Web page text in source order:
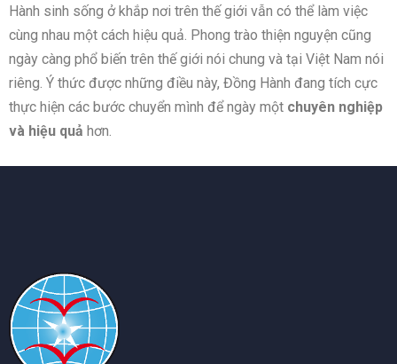
Hành sinh sống ở khắp nơi trên thế giới vẫn có thể làm việc
cùng nhau một cách hiệu quả. Phong trào thiện nguyện cũng
ngày càng phổ biến trên thế giới nói chung và tại Việt Nam nói
riêng. Ý thức được những điều này, Đồng Hành đang tích cực
thực hiện các bước chuyển mình để ngày một chuyên nghiệp
và hiệu quả hơn.